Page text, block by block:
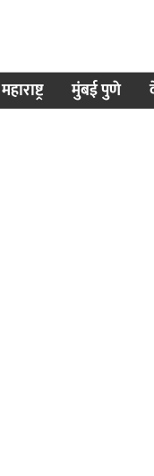
महाराष्ट्र मुंबई पुणे